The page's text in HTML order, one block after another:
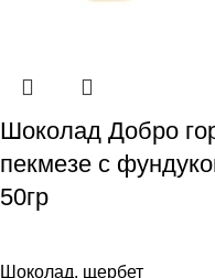
Шоколад Добро
пекмезе с
50гр
Шоколад, щербет